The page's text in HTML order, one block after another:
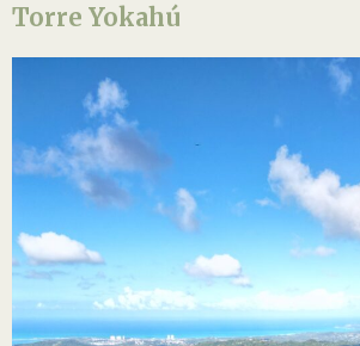
Torre Yokahú